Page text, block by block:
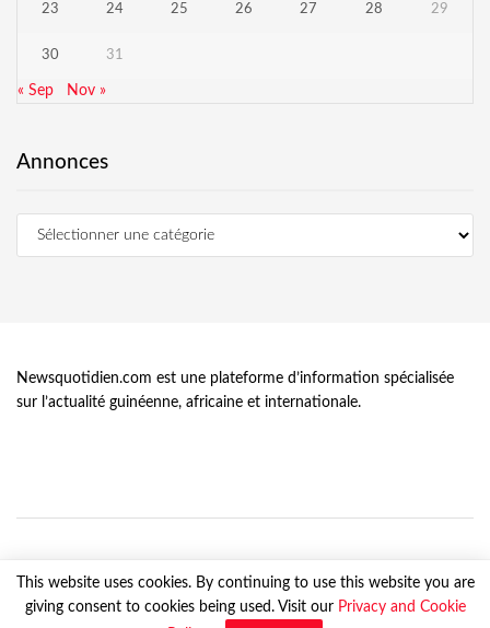
23 24 25 26 27 28 29
30 31
« Sep Nov »
Annonces
Newsquotidien.com est une plateforme d’information spécialisée
sur l’actualité guinéenne, africaine et internationale.
© Newsquotidien.com, tous droits réservés
This website uses cookies. By continuing to use this website you are
giving consent to cookies being used. Visit our Privacy and Cookie